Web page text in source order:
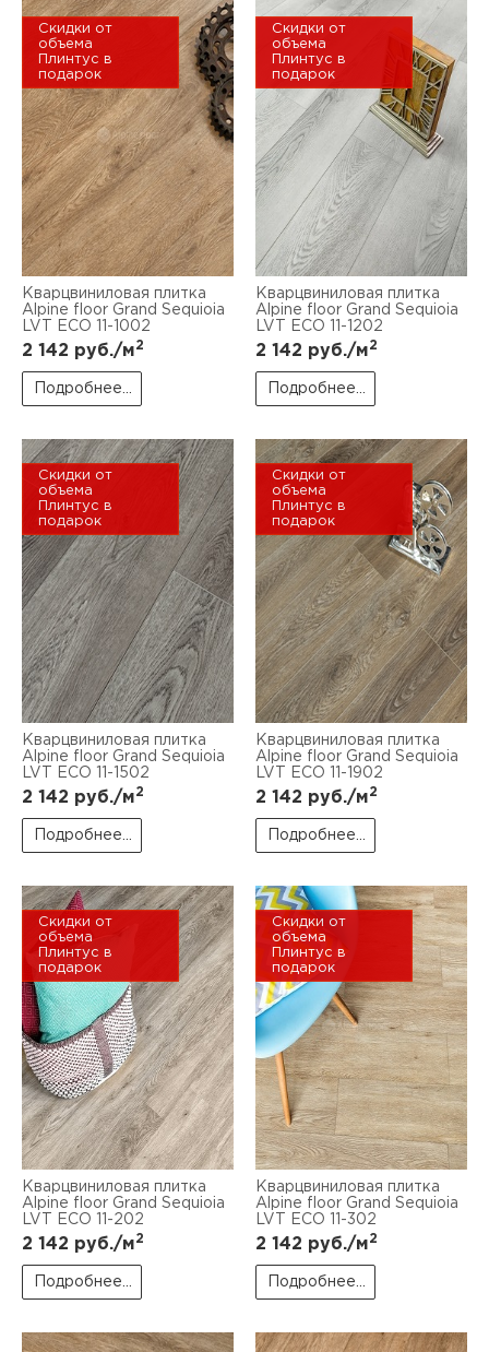
Скидки от
объема
Плинтус в
подарок
Кварцвиниловая плитка
Alpine floor Grand Sequioia
LVT ECO 11-1002
2 142 руб./м2
Подробнее...
Скидки от
объема
Плинтус в
подарок
Кварцвиниловая плитка
Alpine floor Grand Sequioia
LVT ECO 11-1202
2 142 руб./м2
Подробнее...
Скидки от
объема
Плинтус в
подарок
Кварцвиниловая плитка
Alpine floor Grand Sequioia
LVT ECO 11-1502
2 142 руб./м2
Подробнее...
Скидки от
объема
Плинтус в
подарок
Кварцвиниловая плитка
Alpine floor Grand Sequioia
LVT ECO 11-1902
2 142 руб./м2
Подробнее...
Скидки от
объема
Плинтус в
подарок
Кварцвиниловая плитка
Alpine floor Grand Sequioia
LVT ECO 11-202
2 142 руб./м2
Подробнее...
Скидки от
объема
Плинтус в
подарок
Кварцвиниловая плитка
Alpine floor Grand Sequioia
LVT ECO 11-302
2 142 руб./м2
Подробнее...